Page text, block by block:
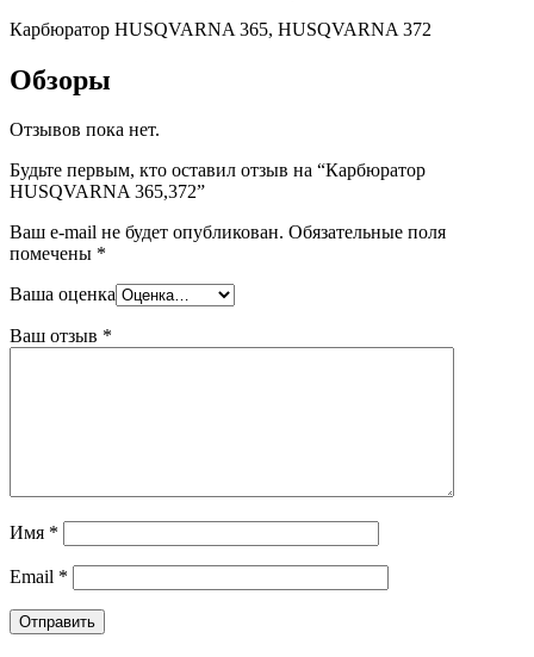
Карбюратор HUSQVARNA 365, HUSQVARNA 372
Обзоры
Отзывов пока нет.
Будьте первым, кто оставил отзыв на “Карбюратор
HUSQVARNA 365,372”
Ваш e-mail не будет опубликован. Обязательные поля
помечены *
Ваша оценка
Ваш отзыв *
Имя *
Email *